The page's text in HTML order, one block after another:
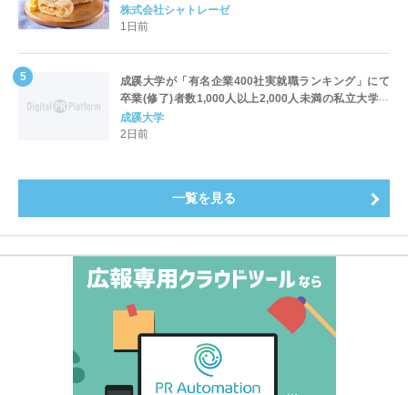
株式会社シャトレーゼ
1日前
成蹊大学が「有名企業400社実就職ランキング」にて
卒業(修了)者数1,000人以上2,000人未満の私立大学で
全国第1位を獲得！～実就職率は26.5%（前年比＋
4.3pt）に伸長、東京の私立大学でも10位にランクイン
成蹊大学
2日前
一覧を見る